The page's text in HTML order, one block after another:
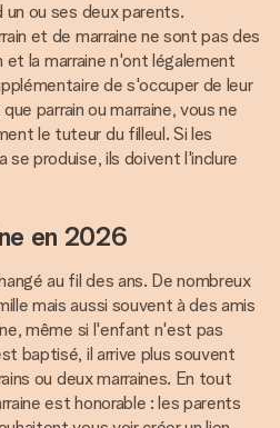
ou ses deux parents.
et de marraine ne sont pas des
et la marraine n'ont légalement
de s'occuper de leur
parrain ou marraine, vous ne
le tuteur du filleul. Si les
produise, ils doivent l'inclure
en 2026
au fil des ans. De nombreux
mais aussi souvent à des amis
même si l'enfant n'est pas
baptisé, il arrive plus souvent
ou deux marraines. En tout
est honorable : les parents